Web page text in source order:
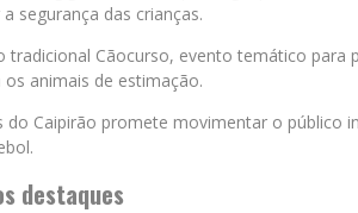
segurança das crianças.
Cãocurso, evento temático para
animais de estimação.
do Caipirão promete movimentar o público
destaques